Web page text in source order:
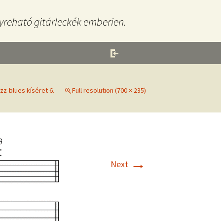
gitárleckék emberien.
blues kíséret 6. Full resolution (700 × 235)
Next →